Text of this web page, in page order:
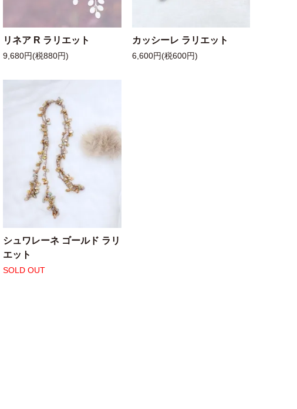
リネア R ラリエット
9,680円(税880円)
カッシーレ ラリエット
6,600円(税600円)
シュワレーネ ゴールド ラリ
エット
SOLD OUT